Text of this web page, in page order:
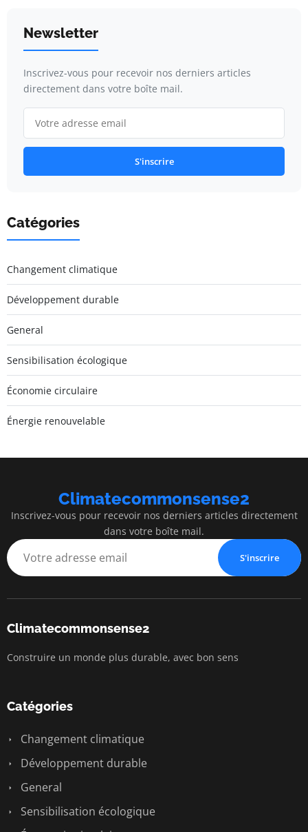
Newsletter
Inscrivez-vous pour recevoir nos derniers articles
directement dans votre boîte mail.
S'inscrire
Catégories
Changement climatique
Développement durable
General
Sensibilisation écologique
Économie circulaire
Énergie renouvelable
Climatecommonsense2
Inscrivez-vous pour recevoir nos derniers articles directement
dans votre boîte mail.
S'inscrire
Climatecommonsense2
Construire un monde plus durable, avec bon sens
Catégories
Changement climatique
Développement durable
General
Sensibilisation écologique